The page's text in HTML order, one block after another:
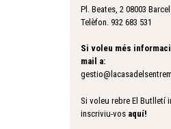
Pl. Beates, 2 08003
Telèfon. 932 683 531
Si voleu més
mail a:
Si voleu rebre El Butlletí
inscriviu-vos aquí!